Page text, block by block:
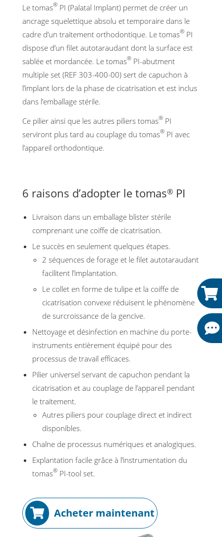
Le tomas® PI (Palatal Implant) permet de créer un
ancrage squelettique absolu et temporaire dans le
cadre d’un traitement orthodontique. Le tomas® PI
dispose d’un filet autotaraudant dont la surface est
sablée et mordancée. Le tomas® PI-abutment
multiple set (REF 303-400-00) sert de capuchon à
l’implant lors de la phase de cicatrisation et est inclus
dans l’emballage stérile.
Ce pilier ainsi que les autres piliers tomas® PI
serviront plus tard au couplage du tomas® PI avec
l’appareil orthodontique.
6 raisons d’adopter le tomas® PI
Livraison dans un emballage blister stérile
comprenant une coiffe de cicatrisation.
Le succès en seulement quelques étapes.
2 séquences de forage et le filet autotaraudant
facilitent l’implantation.
Le collet en forme de tulipe et la coiffe de
cicatrisation convexe réduisent le phénomène
de surcroissance de la gencive.
Nettoyage et désinfection en machine du porte-
instruments entièrement équipé pour des
processus de travail efficaces.
Pilier universel servant de capuchon pendant la
cicatrisation et au couplage de l’appareil pendant
le traitement.
Autres piliers pour couplage direct et indirect
disponibles.
Chaîne de processus numériques et analogiques.
Explantation facile grâce à l’instrumentation du
tomas® PI-tool set.
Acheter maintenant